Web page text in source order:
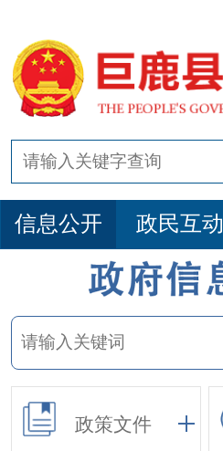
信息公开 政民互动
政策文件